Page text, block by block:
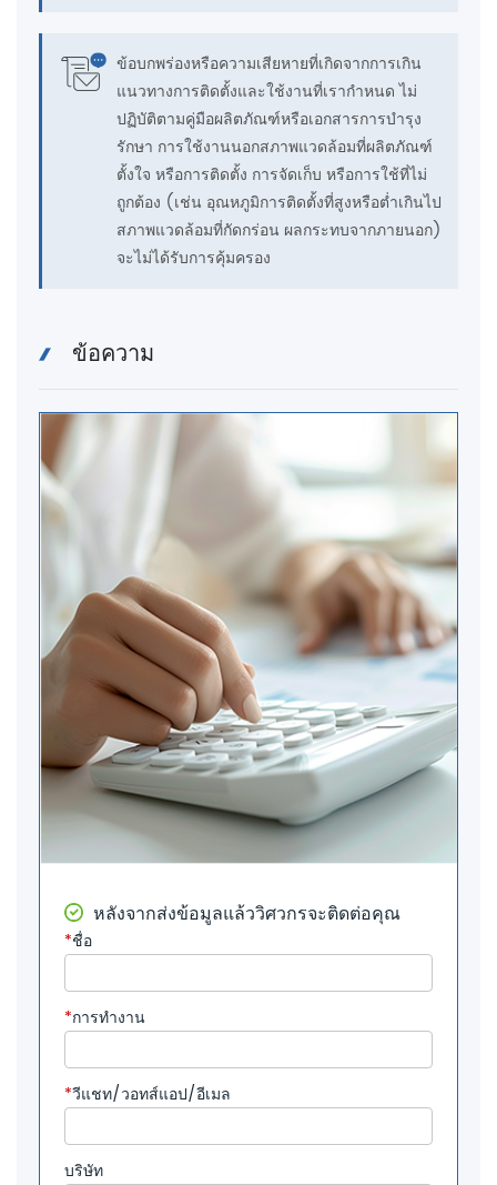
ข้อบกพร่องหรือความเสียหายที่เกิดจากการเกิน
แนวทางการติดตั้งและใช้งานที่เรากำหนด ไม่
ปฏิบัติตามคู่มือผลิตภัณฑ์หรือเอกสารการบำรุง
รักษา การใช้งานนอกสภาพแวดล้อมที่ผลิตภัณฑ์
ตั้งใจ หรือการติดตั้ง การจัดเก็บ หรือการใช้ที่ไม่
ถูกต้อง (เช่น อุณหภูมิการติดตั้งที่สูงหรือต่ำเกินไป
สภาพแวดล้อมที่กัดกร่อน ผลกระทบจากภายนอก)
จะไม่ได้รับการคุ้มครอง
ข้อความ
หลังจากส่งข้อมูลแล้ววิศวกรจะติดต่อคุณ
*ชื่อ
*การทำงาน
*วีแชท/วอทส์แอป/อีเมล
บริษัท